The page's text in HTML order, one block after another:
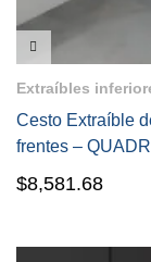
VISTA RÁPIDA
Extraíbles
Cesto Extraíble
frentes –
$8,581.68